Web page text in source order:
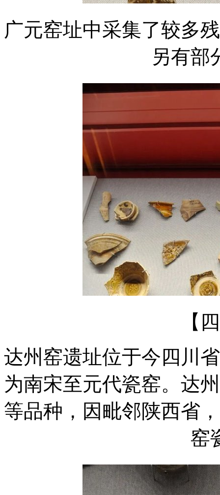
广元窑址中采集了较多
另有部
【
达州窑遗址位于今四川
为南宋至元代瓷窑。达
等品种，因毗邻陕西省
窑